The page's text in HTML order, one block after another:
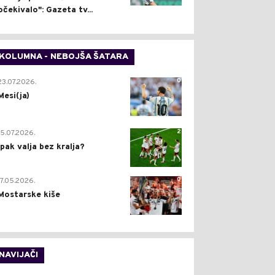
Gazeta tv...
- NEBOJŠA ŠATARA
0
2
valja bez kralja?
0
kiše